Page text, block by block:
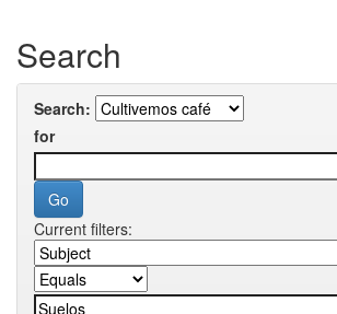
Search
Search:
for
Current filters: